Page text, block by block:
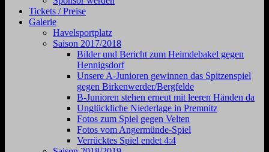
Tickets / Preise
Galerie
Havelsportplatz
Saison 2017/2018
Bilder und Bericht zum Heimdebakel gegen
Hennigsdorf
Unsere A-Junioren gewinnen das Spitzenspiel
gegen Birkenwerder/Bergfelde
B-Junioren stehen erneut mit leeren Händen da
Unglückliche Niederlage in Premnitz
Fotos zum Spiel gegen Velten
Fotos vom Angermünde-Spiel
Verrücktes Spiel endet 4:4